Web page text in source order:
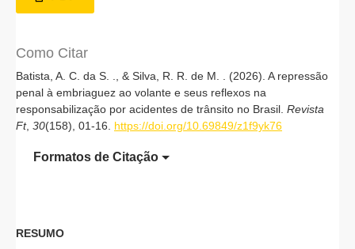
Como Citar
Batista, A. C. da S. ., & Silva, R. R. de M. . (2026). A repressão
penal à embriaguez ao volante e seus reflexos na
responsabilização por acidentes de trânsito no Brasil. Revista
Ft, 30(158), 01-16. https://doi.org/10.69849/z1f9yk76
Formatos de Citação
RESUMO